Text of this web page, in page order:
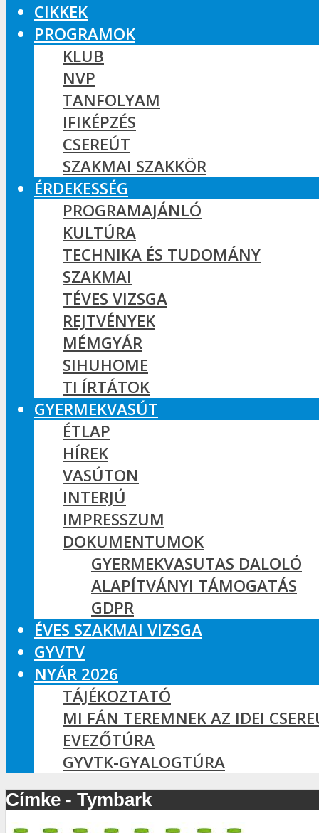
CIKKEK
PROGRAMOK
KLUB
NVP
TANFOLYAM
IFIKÉPZÉS
CSEREÚT
SZAKMAI SZAKKÖR
ÉRDEKESSÉG
PROGRAMAJÁNLÓ
KULTÚRA
TECHNIKA ÉS TUDOMÁNY
SZAKMAI
TÉVES VIZSGA
REJTVÉNYEK
MÉMGYÁR
SIHUHOME
TI ÍRTÁTOK
GYERMEKVASÚT
ÉTLAP
HÍREK
VASÚTON
INTERJÚ
IMPRESSZUM
DOKUMENTUMOK
GYERMEKVASUTAS DALOLÓ
ALAPÍTVÁNYI TÁMOGATÁS
GDPR
ÉVES SZAKMAI VIZSGA
GYVTV
NYÁR 2026
TÁJÉKOZTATÓ
MI FÁN TEREMNEK AZ IDEI
EVEZŐTÚRA
GYVTK-GYALOGTÚRA
Címke - Tymbark